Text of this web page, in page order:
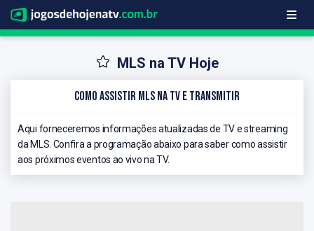
MLS na TV Hoje
Como Assistir MLS na TV e Transmitir
Aqui forneceremos informações atualizadas de TV e streaming
da MLS. Confira a programação abaixo para saber como assistir
aos próximos eventos ao vivo na TV.